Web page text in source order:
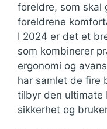
foreldre, som skal
foreldrene
I 2024 er det et
som kombinerer
ergonomi og
har samlet de fire
tilbyr den ultimate
sikkerhet og